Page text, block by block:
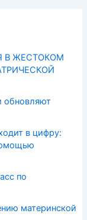
В ЖЕСТОКОМ
обновляют
в цифру:
по
материнской